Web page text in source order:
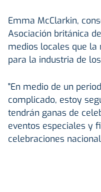
Emma McClarkin,
Asociación británica
medios locales que la
para la industria de
"En medio de un
complicado, estoy
tendrán ganas de
eventos especiales y
celebraciones